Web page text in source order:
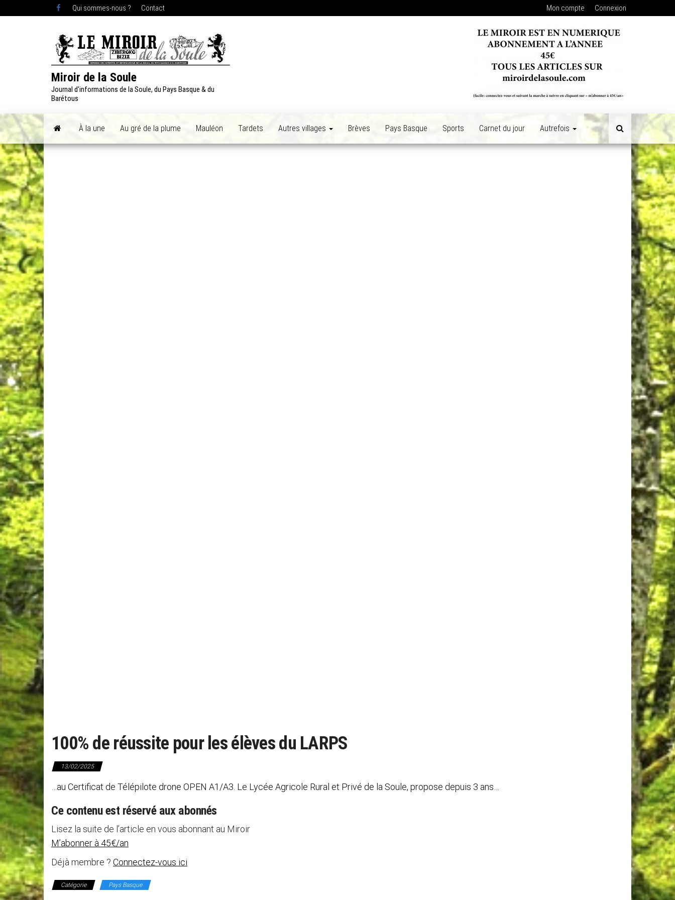
Qui sommes-nous ? Contact Mon compte Connexion
Miroir de la Soule
Journal d'informations de la Soule, du Pays Basque & du
Barétous
À la une Au gré de la plume Mauléon Tardets Autres villages Brèves Pays Basque Sports Carnet du jour Autrefois
100% de réussite pour les élèves du LARPS
13/02/2025
…au Certificat de Télépilote drone OPEN A1/A3. Le Lycée Agricole Rural et Privé de la Soule, propose depuis 3 ans…
Ce contenu est réservé aux abonnés
Lisez la suite de l’article en vous abonnant au Miroir
M’abonner à 45€/an
Déjà membre ? Connectez-vous ici
Catégorie Pays Basque